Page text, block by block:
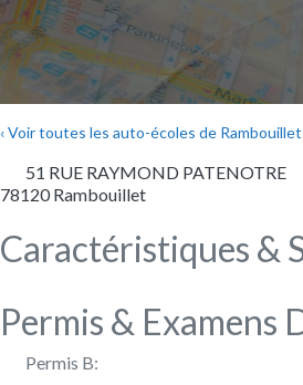
‹ Voir toutes les auto-écoles de Rambouillet
51 RUE RAYMOND PATENOTRE
78120 Rambouillet
Caractéristiques &
Permis & Examens
Permis B: